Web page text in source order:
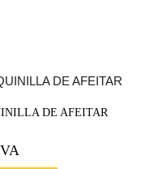
DE AFEITAR